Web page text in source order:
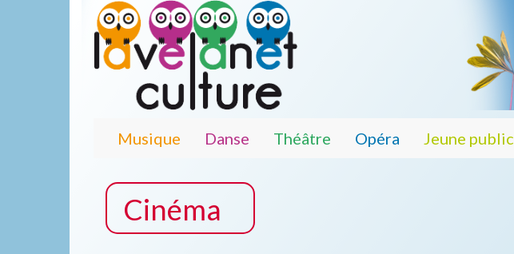
Musique Danse Théâtre Opéra Jeune public
Cinéma